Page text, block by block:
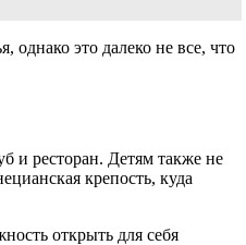
однако это далеко не все, что
и ресторан. Детям также не
крепость, куда
открыть для себя